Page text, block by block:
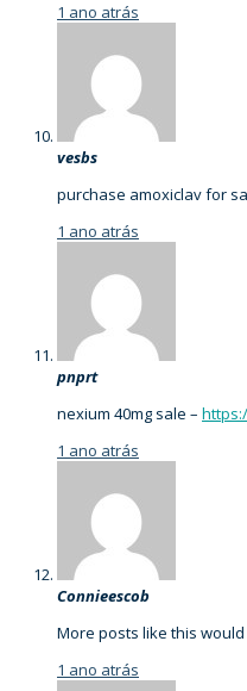
1 ano atrás
vesbs
purchase amoxiclav for
1 ano atrás
pnprt
nexium 40mg sale –
1 ano atrás
Connieescob
More posts like this
1 ano atrás